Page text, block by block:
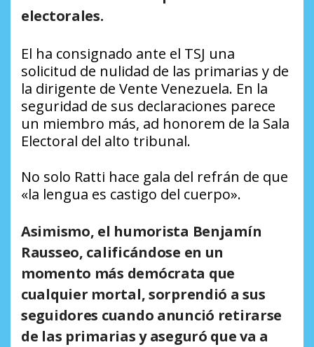
electorales.
El ha consignado ante el TSJ una
solicitud de nulidad de las primarias y de
la dirigente de Vente Venezuela. En la
seguridad de sus declaraciones parece
un miembro más, ad honorem de la Sala
Electoral del alto tribunal.
No solo Ratti hace gala del refrán de que
«la lengua es castigo del cuerpo».
Asimismo, el humorista Benjamín
Rausseo, calificándose en un
momento más demócrata que
cualquier mortal, sorprendió a sus
seguidores cuando anunció retirarse
de las primarias y aseguró que va a